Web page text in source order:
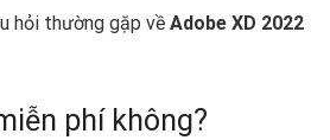
hỏi thường gặp về Adobe XD 2022
phí không?